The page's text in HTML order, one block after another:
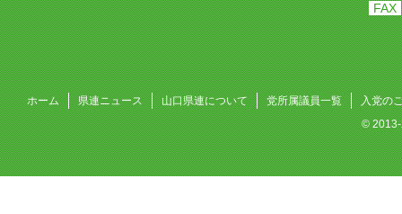
FAX
ホーム 県連ニュース 山口県連について 党所属議員一覧
入党の
© 2013-